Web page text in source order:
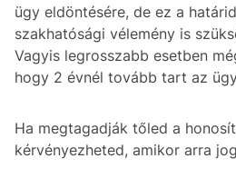
ügy eldöntésére, de ez a
szakhatósági vélemény is
Vagyis legrosszabb esetben
hogy 2 évnél tovább tart az
Ha megtagadják tőled a
kérvényezheted, amikor arra